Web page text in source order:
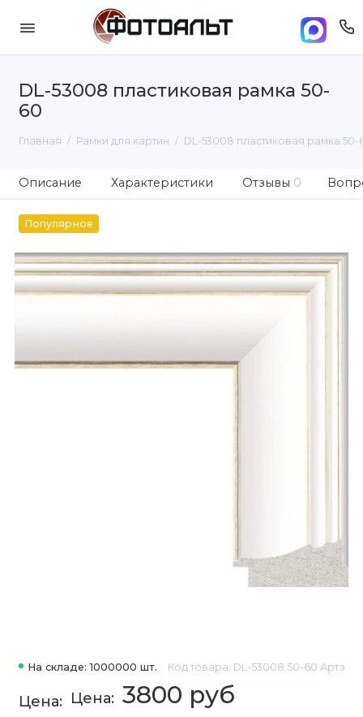
DL-53008 пластиковая рамка 50-
60
Главная Рамки для картин DL-53008 пластиковая рамка 50-
Описание Характеристики Отзывы 0
Популярное
На складе: 1000000 шт. Код товара: DL-53008 50-60 Артэ
3800 руб